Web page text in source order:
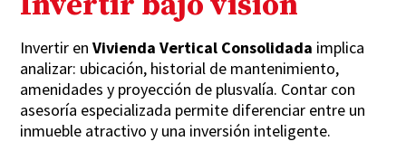
Invertir enVivienda Vertical Consolidada implica
analizar: ubicación, historial de mantenimiento,
amenidades y proyección de plusvalía. Contar con
asesoría especializada permite diferenciar entre un
inmueble atractivo y una inversión inteligente.